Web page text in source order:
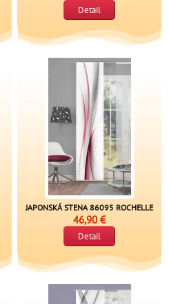
Detail
JAPONSKÁ STENA 86095 ROCHELLE
46,90 €
Detail